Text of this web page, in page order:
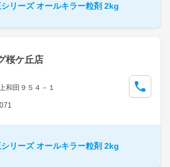
リーズ オールキラー粒剤 2kg
桜ケ丘店
和田９５４－１
リーズ オールキラー粒剤 2kg